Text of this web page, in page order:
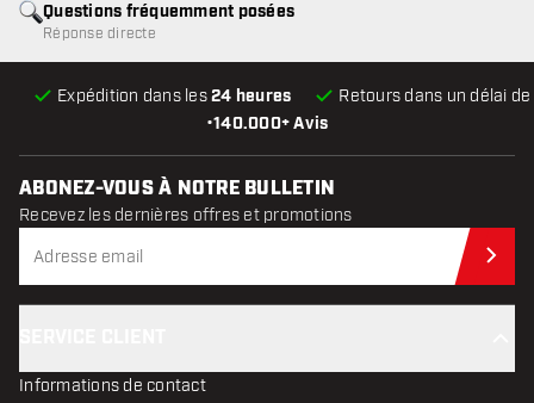
•140.000+ Avis
Expédition dans les24 heures Retours dans un délai de
Questions fréquemment posées
Réponse directe
ABONEZ-VOUS À NOTRE BULLETIN
Recevez les dernières offres et promotions
Informations de contact